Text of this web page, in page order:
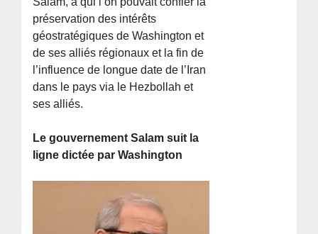
préservation des intérêts
géostratégiques de Washington et
de ses alliés régionaux et la fin de
l’influence de longue date de l’Iran
dans le pays via le Hezbollah et
ses alliés.
Le gouvernement Salam suit la
ligne dictée par Washington